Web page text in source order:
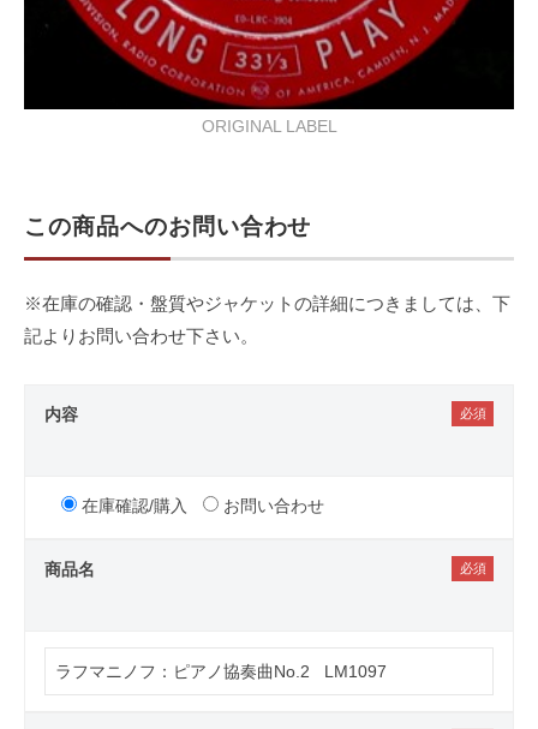
ORIGINAL LABEL
この商品へのお問い合わせ
※在庫の確認・盤質やジャケットの詳細につきましては、下
記よりお問い合わせ下さい。
内容
在庫確認/購入 お問い合わせ
商品名